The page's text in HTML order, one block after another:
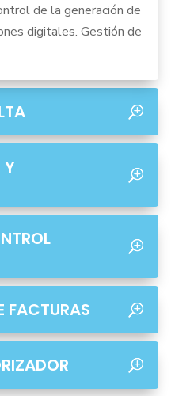
de la generación de
digitales. Gestión de
Y
FACTURAS